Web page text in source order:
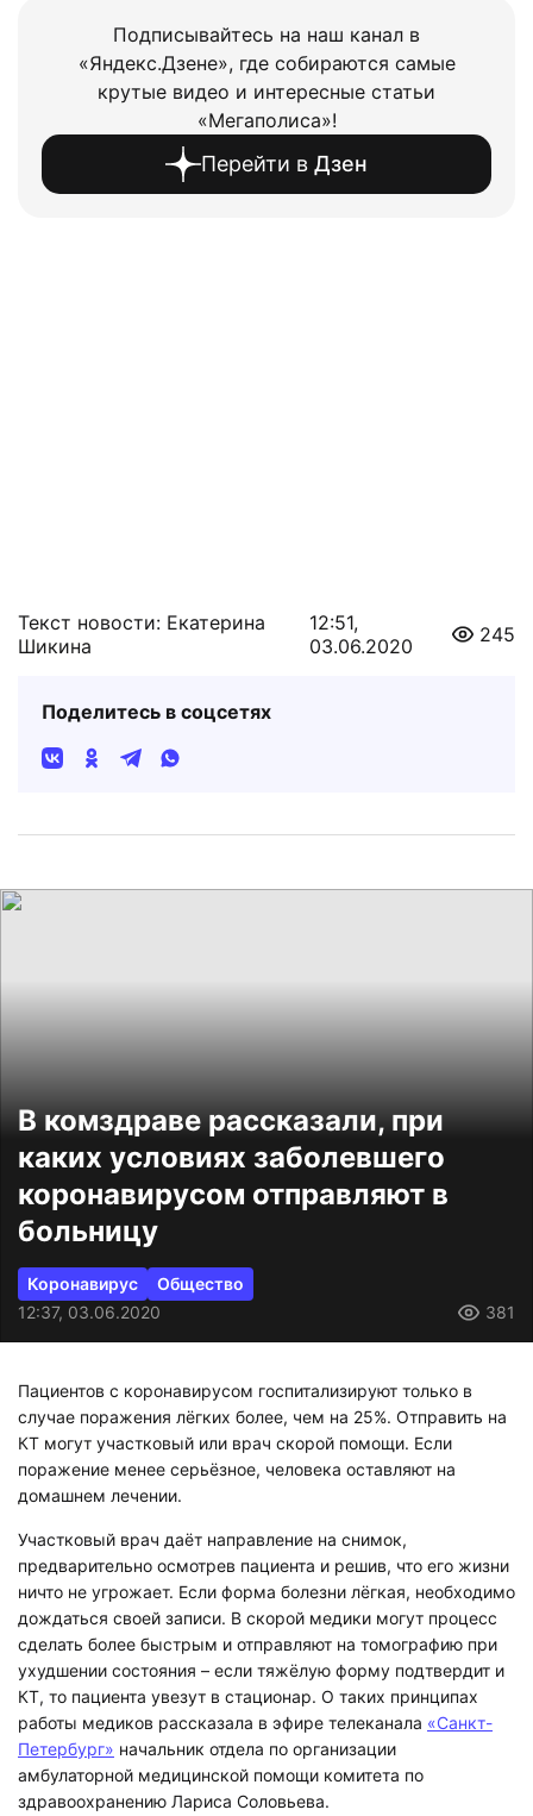
Подписывайтесь на наш канал в
«Яндекс.Дзене», где собираются самые
крутые видео и интересные статьи
«Мегаполиса»!
Перейти в Дзен
Текст новости: Екатерина
Шикина
12:51,
03.06.2020
245
Поделитесь в соцсетях
В комздраве рассказали, при
каких условиях заболевшего
коронавирусом отправляют в
больницу
Коронавирус
Общество
12:37, 03.06.2020
381
Пациентов с коронавирусом госпитализируют только в
случае поражения лёгких более, чем на 25%. Отправить на
КТ могут участковый или врач скорой помощи. Если
поражение менее серьёзное, человека оставляют на
домашнем лечении.
Участковый врач даёт направление на снимок,
предварительно осмотрев пациента и решив, что его жизни
ничто не угрожает. Если форма болезни лёгкая, необходимо
дождаться своей записи. В скорой медики могут процесс
сделать более быстрым и отправляют на томографию при
ухудшении состояния – если тяжёлую форму подтвердит и
КТ, то пациента увезут в стационар. О таких принципах
работы медиков рассказала в эфире телеканала «Санкт-
Петербург» начальник отдела по организации
амбулаторной медицинской помощи комитета по
здравоохранению Лариса Соловьева.